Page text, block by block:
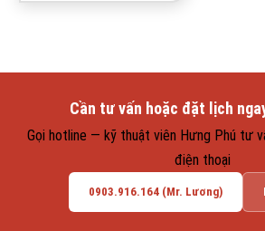
Cần tư vấn hoặc đặt lịch
Gọi hotline — kỹ thuật viên Hưng Phú tư
điện thoại
0903.916.164 (Mr. Lương)